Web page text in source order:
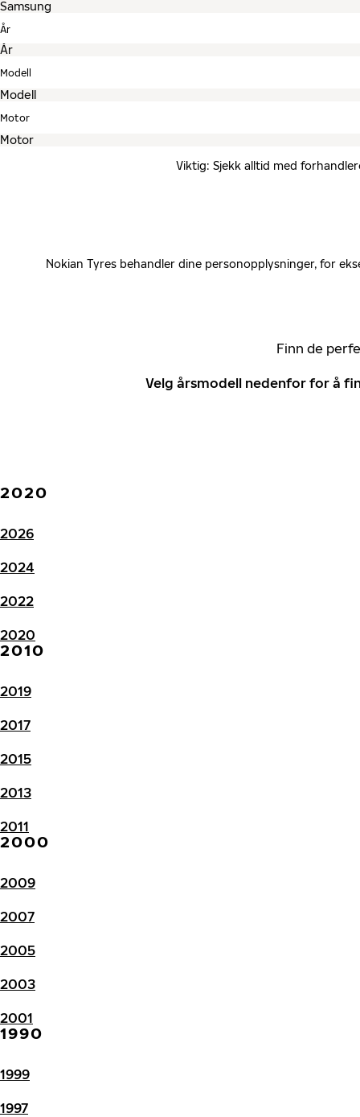
År
Modell
Motor
Viktig: Sjekk alltid med
Nokian Tyres behandler dine personopplysninger, for
Finn de
Velg årsmodell nedenfor for å
2020
2026
2024
2022
2020
2010
2019
2017
2015
2013
2011
2000
2009
2007
2005
2003
2001
1990
1999
1997